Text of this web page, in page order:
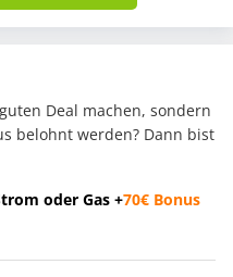
Deal machen, sondern
belohnt werden? Dann bist
oder Gas +70€ Bonus